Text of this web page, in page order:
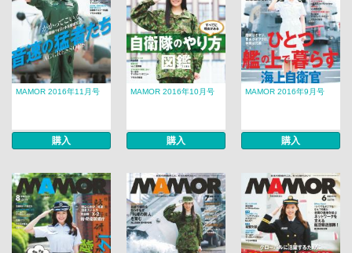
MAMOR 2016年11月号
購入
MAMOR 2016年10月号
購入
MAMOR 2016年9月号
購入